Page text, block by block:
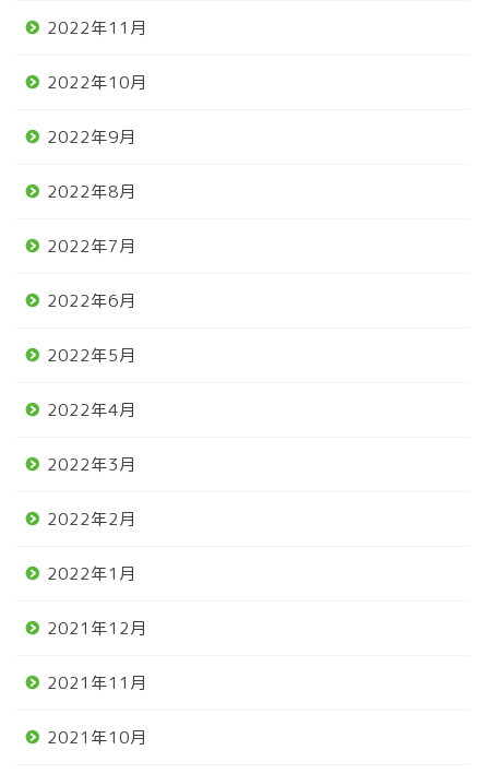
2022年11月
2022年10月
2022年9月
2022年8月
2022年7月
2022年6月
2022年5月
2022年4月
2022年3月
2022年2月
2022年1月
2021年12月
2021年11月
2021年10月